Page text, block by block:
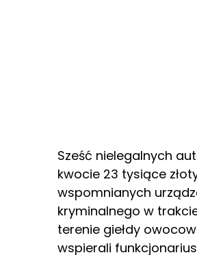
Sześć nielegalnych
kwocie 23 tysiące
wspomnianych
kryminalnego w
terenie giełdy
wspierali